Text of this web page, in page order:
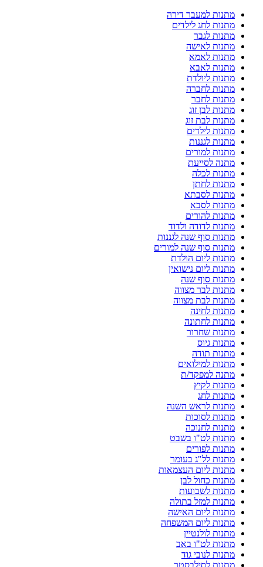
מתנות למעבר דירה
מתנות לחג לילדים
מתנות לגבר
מתנות לאישה
מתנות לאמא
מתנות לאבא
מתנות ליולדת
מתנות לחברה
מתנות לחבר
מתנות לבן זוג
מתנות לבת זוג
מתנות לילדים
מתנות לגננות
מתנות למורים
מתנה לסייעת
מתנות לכלה
מתנות לחתן
מתנות לסבתא
מתנות לסבא
מתנות להורים
מתנות לדודה ולדוד
מתנות סוף שנה לגננות
מתנות סוף שנה למורים
מתנות ליום הולדת
מתנות ליום נישואין
מתנות סוף שנה
מתנות לבר מצווה
מתנות לבת מצווה
מתנות לחינה
מתנות לחתונה
מתנות שחרור
מתנות גיוס
מתנות תודה
מתנות למילואים
מתנה למפקד/ת
מתנות לקיץ
מתנות לחג
מתנות לראש השנה
מתנות לסוכות
מתנות לחנוכה
מתנות לט"ו בשבט
מתנות לפורים
מתנות לל"ג בעומר
מתנות ליום העצמאות
מתנות כחול לבן
מתנות לשבועות
מתנות למזל בתולה
מתנות ליום האישה
מתנות ליום המשפחה
מתנות לולנטיין
מתנות לט"ו באב
מתנות לנובי גוד
מתנות לסילבסטר